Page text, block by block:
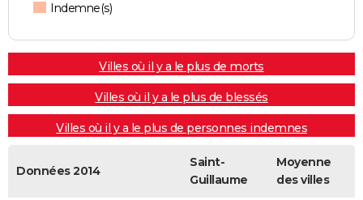
Indemne(s)
Villes où il y a le plus de morts
Villes où il y a le plus de blessés
Villes où il y a le plus de personnes indemnes
Données 2014
Saint-
Guillaume
Moyenne
des villes